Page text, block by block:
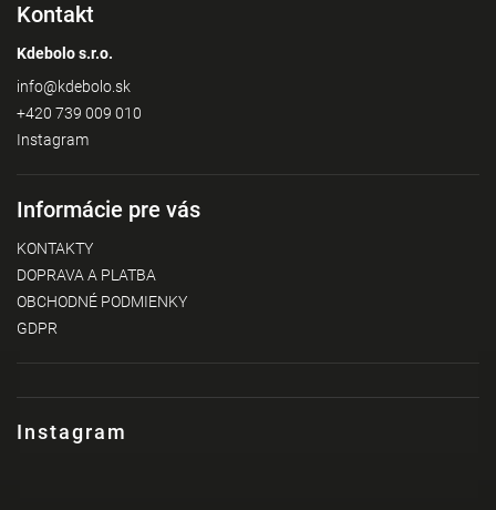
Instagram
Kontakt
Kdebolo s.r.o.
info@kdebolo.sk
+420 739 009 010
Instagram
Informácie pre vás
KONTAKTY
DOPRAVA A PLATBA
OBCHODNÉ PODMIENKY
GDPR